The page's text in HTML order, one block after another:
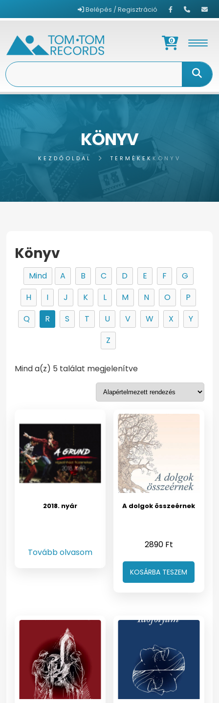
Belépés / Regisztráció
0
KÖNYV
KEZDŐOLDAL TERMÉKEK KÖNYV
Könyv
Mind A B C D E F
G
H
I J K L M N O
P
Q
R S T U V W X
Y
Z
Mind a(z) 5 találat megjelenítve
2018. nyár
Tovább olvasom
A dolgok összeérnek
2890 Ft
KOSÁRBA TESZEM